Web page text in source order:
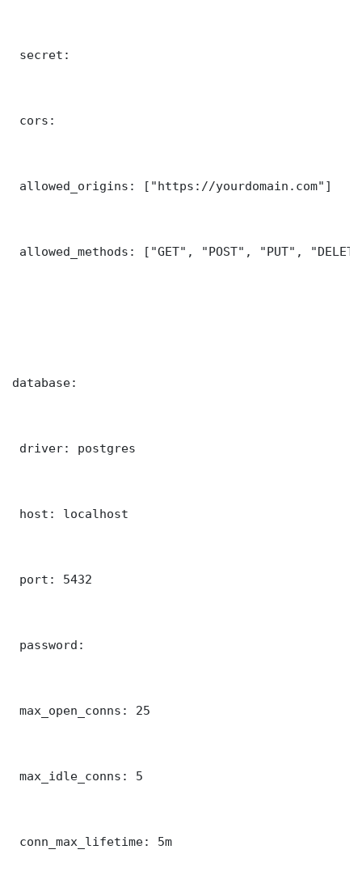
secret:
cors:
allowed_origins: ["https://yourdomain.com"]
allowed_methods: ["GET", "POST", "PUT",
database:
driver: postgres
host: localhost
port: 5432
password:
max_open_conns: 25
max_idle_conns: 5
conn_max_lifetime: 5m